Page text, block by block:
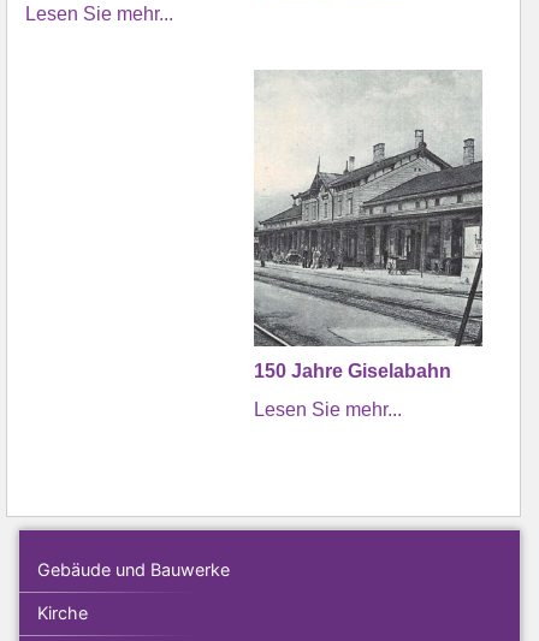
Lesen Sie mehr...
150 Jahre Giselabahn
Lesen Sie mehr...
Gebäude und Bauwerke
Kirche